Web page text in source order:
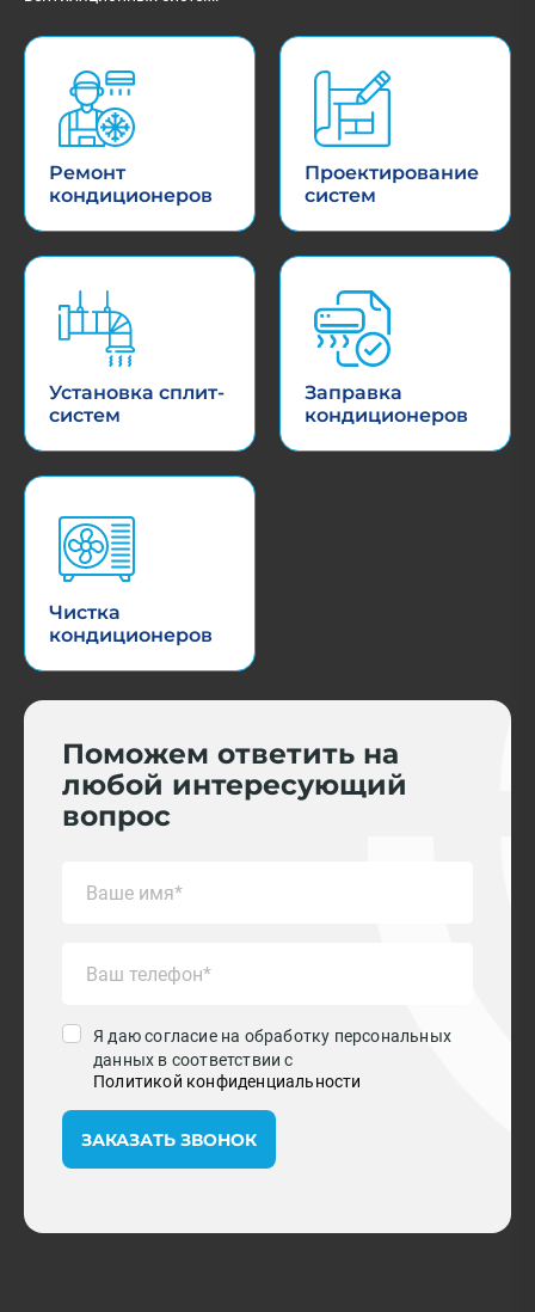
Ремонт
кондиционеров
Проектирование
систем
Установка сплит-
систем
Заправка
кондиционеров
Чистка
кондиционеров
Поможем ответить на
любой интересующий
вопрос
Я даю согласие на обработку персональных
данных в соответствии с
Политикой конфиденциальности
ЗАКАЗАТЬ ЗВОНОК